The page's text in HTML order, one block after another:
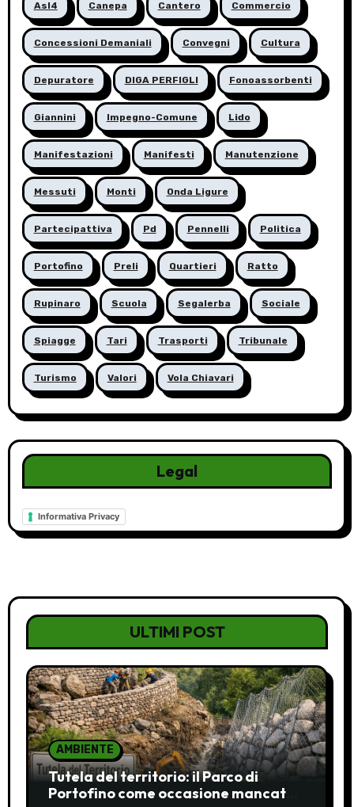
Asl4 Canepa Cantero Commercio
Concessioni Demaniali Convegni Cultura
Depuratore DIGA PERFIGLI Fonoassorbenti
Giannini Impegno-Comune Lido
Manifestazioni Manifesti Manutenzione
Messuti Monti Onda Ligure
Partecipattiva Pd Pennelli Politica
Portofino Preli Quartieri Ratto
Rupinaro Scuola Segalerba Sociale
Spiagge Tari Trasporti Tribunale
Turismo Valori Vola Chiavari
Legal
Informativa Privacy
ULTIMI POST
AMBIENTE
Tutela del territorio: il Parco di
Portofino come occasione mancata